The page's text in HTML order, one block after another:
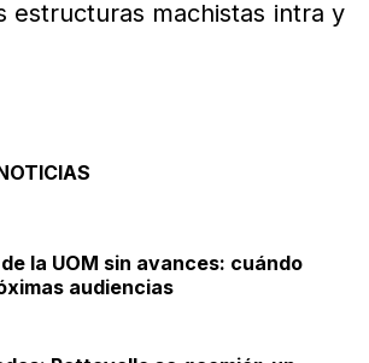
estructuras machistas intra y
la UOM sin avances: cuándo
audiencias